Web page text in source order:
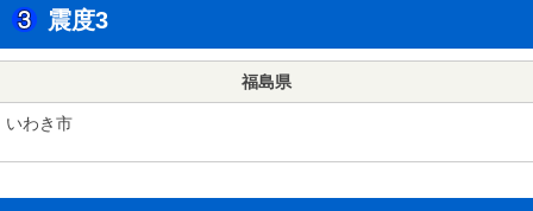
震度3
福島県
いわき市